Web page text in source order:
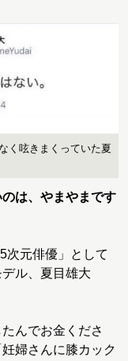
く呟きまくっていた夏
は、やまやまです
元俳優」として
ル、夏目雄大
んでお金くださ
婦さんに膝カック